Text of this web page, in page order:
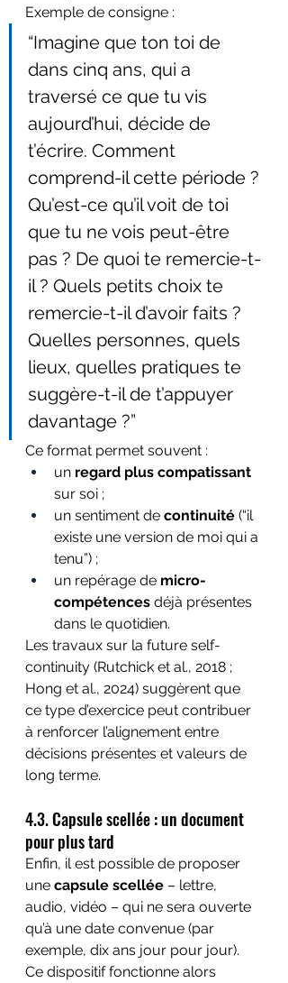
Exemple de consigne :
“Imagine que ton toi de
dans cinq ans, qui a
traversé ce que tu vis
aujourd’hui, décide de
t’écrire. Comment
comprend-il cette période ?
Qu’est-ce qu’il voit de toi
que tu ne vois peut-être
pas ? De quoi te remercie-t-
il ? Quels petits choix te
remercie-t-il d’avoir faits ?
Quelles personnes, quels
lieux, quelles pratiques te
suggère-t-il de t’appuyer
davantage ?”
Ce format permet souvent :
un regard plus compatissant
sur soi ;
un sentiment de continuité (“il
existe une version de moi qui a
tenu”) ;
un repérage de micro-
compétences déjà présentes
dans le quotidien.
Les travaux sur la future self-
continuity (Rutchick et al., 2018 ;
Hong et al., 2024) suggèrent que
ce type d’exercice peut contribuer
à renforcer l’alignement entre
décisions présentes et valeurs de
long terme.
4.3. Capsule scellée : un document
pour plus tard
Enfin, il est possible de proposer
une capsule scellée – lettre,
audio, vidéo – qui ne sera ouverte
qu’à une date convenue (par
exemple, dix ans jour pour jour).
Ce dispositif fonctionne alors